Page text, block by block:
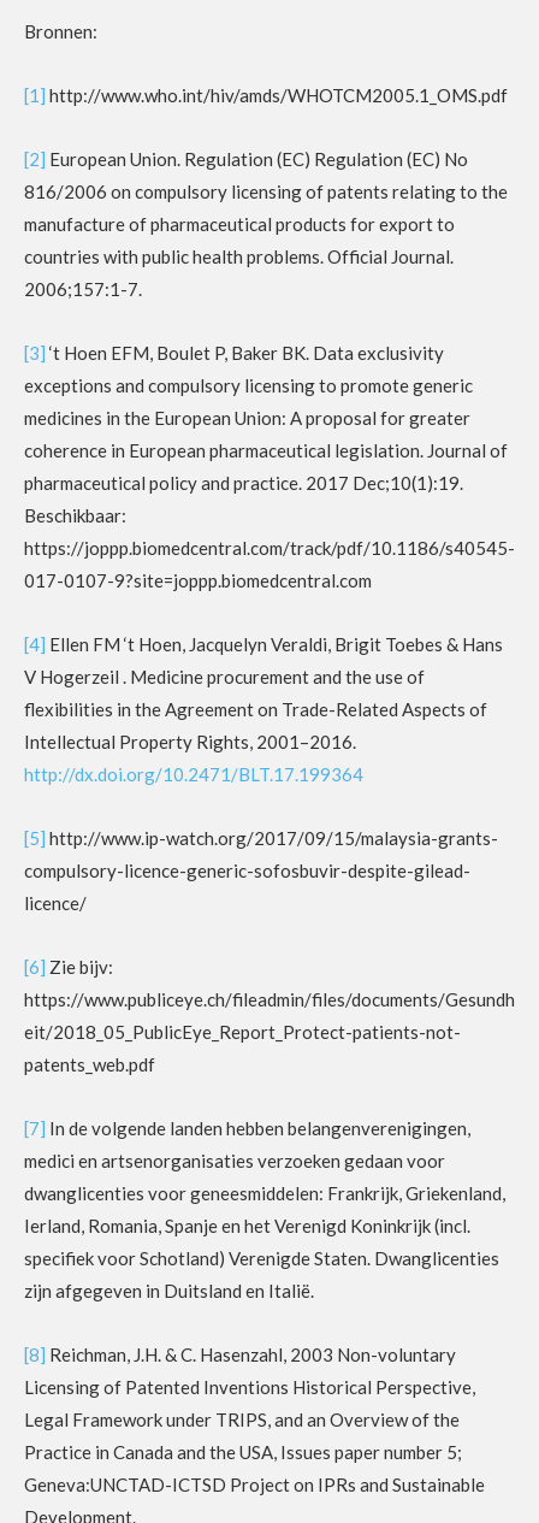
Bronnen:
[1] http://www.who.int/hiv/amds/WHOTCM2005.1_OMS.pdf
[2] European Union. Regulation (EC) Regulation (EC) No
816/2006 on compulsory licensing of patents relating to the
manufacture of pharmaceutical products for export to
countries with public health problems. Official Journal.
2006;157:1-7.
[3] ‘t Hoen EFM, Boulet P, Baker BK. Data exclusivity
exceptions and compulsory licensing to promote generic
medicines in the European Union: A proposal for greater
coherence in European pharmaceutical legislation. Journal of
pharmaceutical policy and practice. 2017 Dec;10(1):19.
Beschikbaar:
https://joppp.biomedcentral.com/track/pdf/10.1186/s40545-
017-0107-9?site=joppp.biomedcentral.com
[4] Ellen FM ‘t Hoen, Jacquelyn Veraldi, Brigit Toebes & Hans
V Hogerzeil . Medicine procurement and the use of
flexibilities in the Agreement on Trade-Related Aspects of
Intellectual Property Rights, 2001–2016.
http://dx.doi.org/10.2471/BLT.17.199364
[5] http://www.ip-watch.org/2017/09/15/malaysia-grants-
compulsory-licence-generic-sofosbuvir-despite-gilead-
licence/
[6] Zie bijv:
https://www.publiceye.ch/fileadmin/files/documents/Gesundh
eit/2018_05_PublicEye_Report_Protect-patients-not-
patents_web.pdf
[7] In de volgende landen hebben belangenverenigingen,
medici en artsenorganisaties verzoeken gedaan voor
dwanglicenties voor geneesmiddelen: Frankrijk, Griekenland,
Ierland, Romania, Spanje en het Verenigd Koninkrijk (incl.
specifiek voor Schotland) Verenigde Staten. Dwanglicenties
zijn afgegeven in Duitsland en Italië.
[8] Reichman, J.H. & C. Hasenzahl, 2003 Non-voluntary
Licensing of Patented Inventions Historical Perspective,
Legal Framework under TRIPS, and an Overview of the
Practice in Canada and the USA, Issues paper number 5;
Geneva:UNCTAD-ICTSD Project on IPRs and Sustainable
Development.